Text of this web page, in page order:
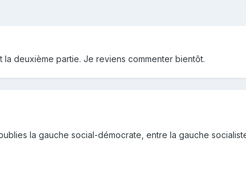
deuxième partie. Je reviens commenter bientôt.
la gauche social-démocrate, entre la gauche